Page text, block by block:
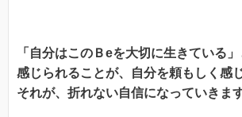
「自分はこのＢeを大切に生きている」
感じられることが、自分を頼もしく感
それが、折れない自信になっていきます